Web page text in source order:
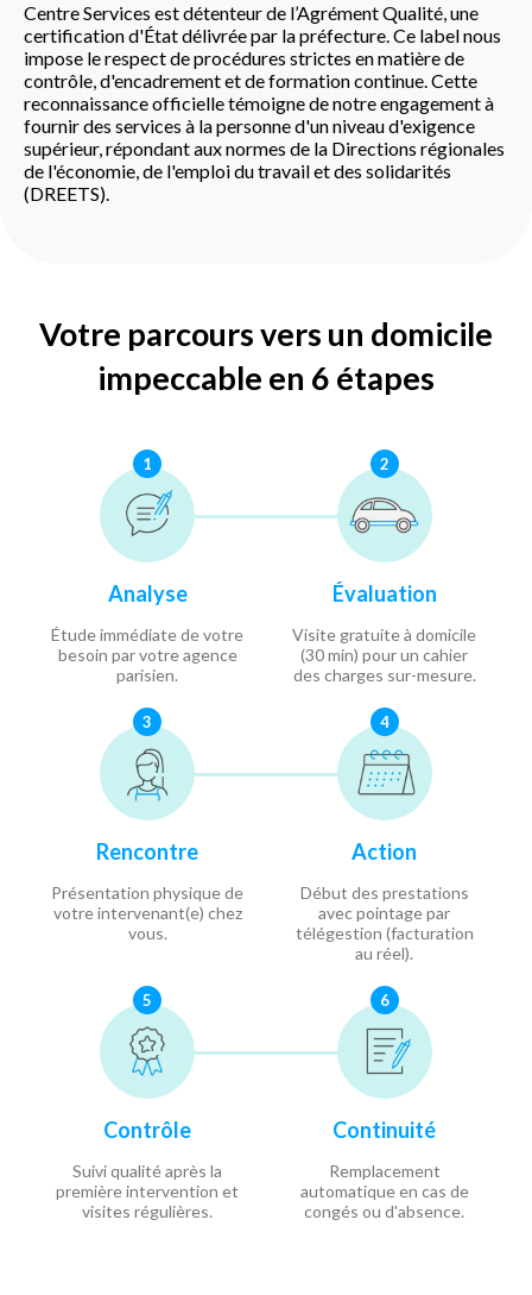
Centre Services est détenteur de l’Agrément Qualité, une
certification d'État délivrée par la préfecture. Ce label nous
impose le respect de procédures strictes en matière de
contrôle, d'encadrement et de formation continue. Cette
reconnaissance officielle témoigne de notre engagement à
fournir des services à la personne d'un niveau d'exigence
supérieur, répondant aux normes de la Directions régionales
de l'économie, de l'emploi du travail et des solidarités
(DREETS).
Votre parcours vers un domicile
impeccable en 6 étapes
1
Analyse
Étude immédiate de votre
besoin par votre agence
parisien.
2
Évaluation
Visite gratuite à domicile
(30 min) pour un cahier
des charges sur-mesure.
3
Rencontre
Présentation physique de
votre intervenant(e) chez
vous.
4
Action
Début des prestations
avec pointage par
télégestion (facturation
au réel).
5
Contrôle
Suivi qualité après la
première intervention et
visites régulières.
6
Continuité
Remplacement
automatique en cas de
congés ou d'absence.